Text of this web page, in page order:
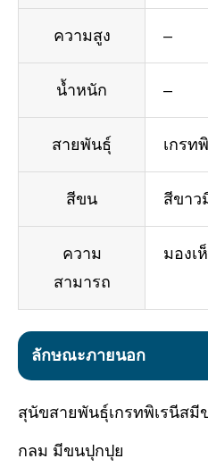
ความสูง –
น้ำหนัก –
สายพันธุ์ เกรท
สีขน สีขาว
ความ
สามารถ
มองเ
ลักษณะภายนอก
สุนัขสายพันธุ์เกรทพิเรนีสมี
กลม มีขนปุกปุย